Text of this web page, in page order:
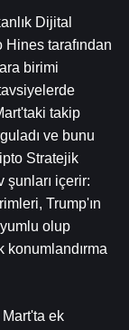
Dijital
Hines tarafından
birimi
takip
ve bunu
Stratejik
Trump'ın
olup
konumlandırma
ek